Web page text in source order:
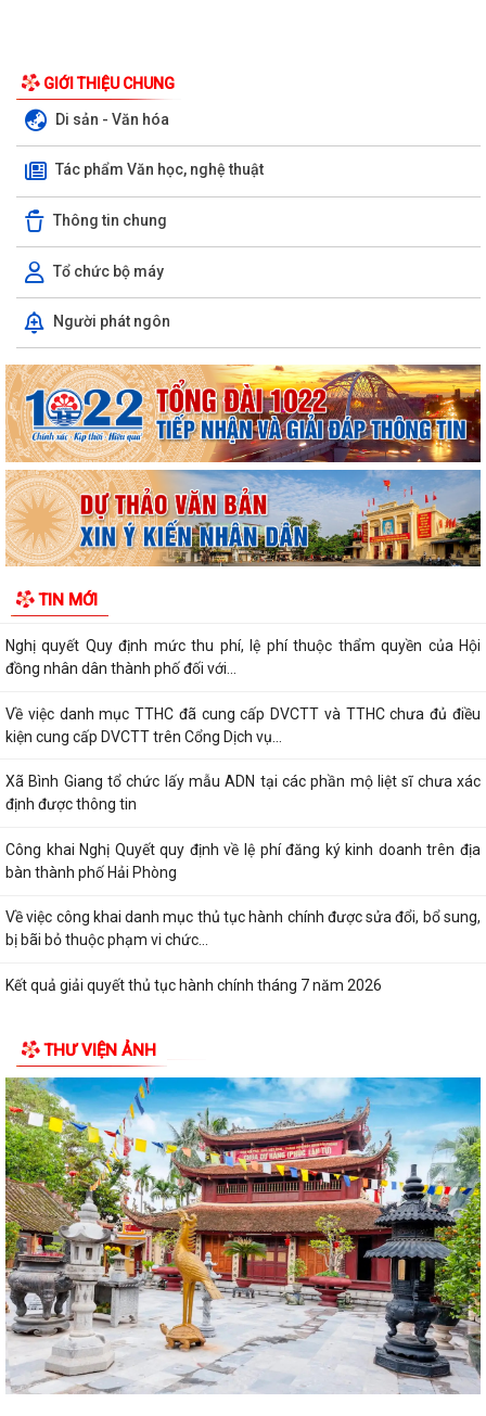
GIỚI THIỆU CHUNG
Di sản - Văn hóa
Tác phẩm Văn học, nghệ thuật
Thông tin chung
Tổ chức bộ máy
Người phát ngôn
TIN MỚI
bàn xã
Lãnh đạo xã Bình Giang kiểm tra tiến độ thi công các công trình trên
địa bàn
Về việc công khai danh mục thủ tục hành chính được sửa đổi, bổ sung,
thay thế, bị bãi bỏ thuộc...
Về việc công khai thủ tục hành chính ban hành mới, được sửa đổi, bổ
sung thuộc phạm vi chức năng...
chương Thanh niên xung phong vẻ...
Nghị quyết Quy định mức thu phí, lệ phí thuộc thẩm quyền của Hội
đồng nhân dân thành phố đối với...
Về việc danh mục TTHC đã cung cấp DVCTT và TTHC chưa đủ điều
kiện cung cấp DVCTT trên Cổng Dịch vụ...
Xã Bình Giang tổ chức lấy mẫu ADN tại các phần mộ liệt sĩ chưa xác
định được thông tin
Công khai Nghị Quyết quy định về lệ phí đăng ký kinh doanh trên địa
bàn thành phố Hải Phòng
Về việc công khai danh mục thủ tục hành chính được sửa đổi, bổ sung,
bị bãi bỏ thuộc phạm vi chức...
Kết quả giải quyết thủ tục hành chính tháng 7 năm 2026
LƯỢNG THEO TIÊU CHUẨN QUỐC GIA TCVN...
UBND xã triển khai giải quyết chế độ chính sách đối với người hoạt
động không chuyên trách ở thôn
Nghị quyết Về việc quy định mức chi thăm chúc tết Nguyên đán, thăm
hỏi ốm đau, trợ cấp đối với một...
Bình Giang triển khai Kế hoạch lấy mẫu hài cốt liệt sĩ
Xã Bình Giang học tập nghị quyết Hôi nghị lần thứ ba Ban Chấp hành
Trung ương Đảng khóa XIV
Về việc phê duyệt quy trình nội bộ giải quyết thủ tục hành chính thuộc
phạm vi chức năng của Sở...
THƯ VIỆN ẢNH